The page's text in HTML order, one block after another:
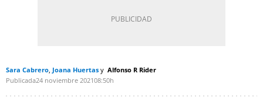
Sara Cabrero Joana Huertas
Alfonso R Rider
Publicada24 noviembre 202108:50h